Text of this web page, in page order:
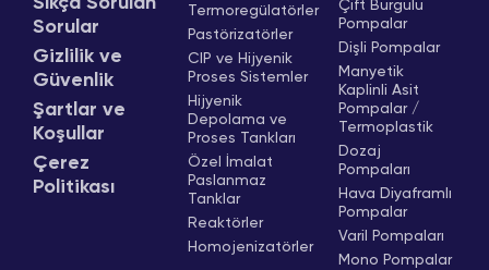
Sorular
Gizlilik ve
Güvenlik
Şartlar ve
Koşullar
Çerez
Politikası
Termoregülatörler
Pastörizatörler
CIP ve Hijyenik
Proses Sistemler
Hijyenik
Depolama ve
Proses Tankları
Özel İmalat
Paslanmaz
Tanklar
Reaktörler
Homojenizatörler
Çift Burgulu
Pompalar
Dişli Pompalar
Manyetik
Kaplinli Asit
Pompalar /
Termoplastik
Dozaj
Pompaları
Hava Diyaframlı
Pompalar
Varil Pompaları
Mono Pompalar